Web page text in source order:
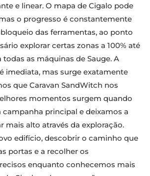
e linear. O mapa de Cigalo pode
o progresso é constantemente
das ferramentas, ao ponto
explorar certas zonas a 100% até
as máquinas de Sauge. A
imediata, mas surge exatamente
que Caravan SandWitch nos
momentos surgem quando
principal e deixamos a
mais alto através da exploração.
edifício, descobrir o caminho que
portas e a recolher os
enquanto conhecemos mais